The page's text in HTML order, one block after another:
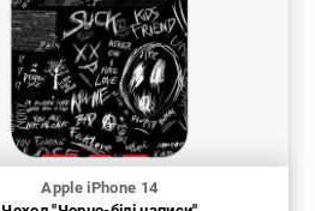
Apple iPhone 14